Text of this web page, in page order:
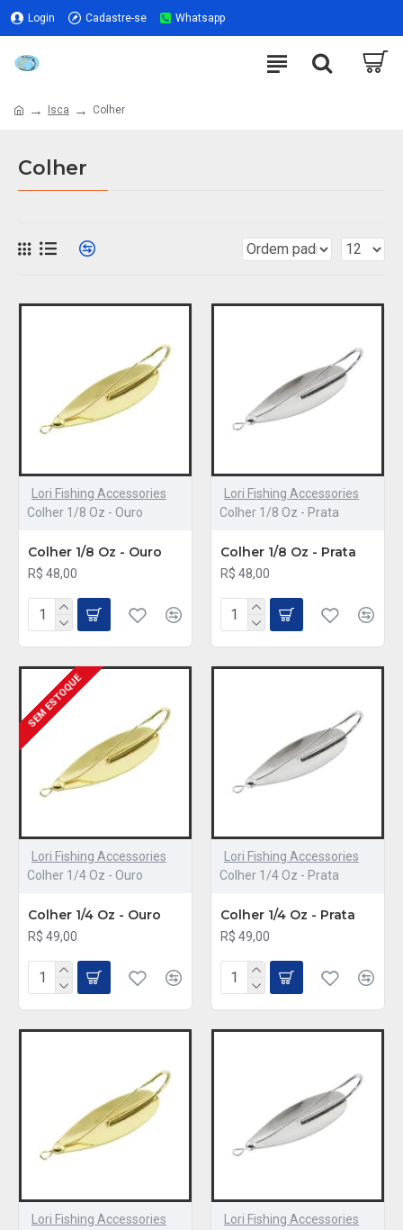
Login Cadastre-se Whatsapp
Isca Colher
Colher
Lori Fishing Accessories
Colher 1/8 Oz - Ouro
Colher 1/8 Oz - Ouro
R$ 48,00
Lori Fishing Accessories
Colher 1/8 Oz - Prata
Colher 1/8 Oz - Prata
R$ 48,00
SEM ESTOQUE
Lori Fishing Accessories
Colher 1/4 Oz - Ouro
Colher 1/4 Oz - Ouro
R$ 49,00
Lori Fishing Accessories
Colher 1/4 Oz - Prata
Colher 1/4 Oz - Prata
R$ 49,00
Lori Fishing Accessories
Lori Fishing Accessories